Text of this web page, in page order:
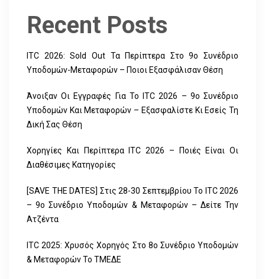
Recent Posts
ITC 2026: Sold Out Τα Περίπτερα Στο 9ο Συνέδριο
Υποδομών-Μεταφορών – Ποιοι Εξασφάλισαν Θέση
Άνοιξαν Οι Εγγραφές Για Το ITC 2026 – 9ο Συνέδριο
Υποδομών Και Μεταφορών – Εξασφαλίστε Κι Εσείς Τη
Δική Σας Θέση
Χορηγίες Και Περίπτερα ITC 2026 – Ποιές Είναι Οι
Διαθέσιμες Κατηγορίες
[SAVE THE DATES] Στις 28-30 Σεπτεμβρίου Το ITC 2026
– 9ο Συνέδριο Υποδομών & Μεταφορών – Δείτε Την
Ατζέντα
ITC 2025: Χρυσός Χορηγός Στο 8ο Συνέδριο Υποδομών
& Μεταφορών Το ΤΜΕΔΕ